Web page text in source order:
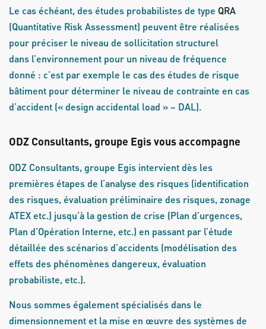
Le cas échéant, des études probabilistes de type QRA
(Quantitative Risk Assessment) peuvent être réalisées
pour préciser le niveau de sollicitation structurel
dans l’environnement pour un niveau de fréquence
donné : c’est par exemple le cas des études de risque
bâtiment pour déterminer le niveau de contrainte en cas
d’accident (« design accidental load » – DAL).
ODZ Consultants, groupe Egis vous accompagne
ODZ Consultants, groupe Egis intervient dès les
premières étapes de l’analyse des risques (identification
des risques, évaluation préliminaire des risques, zonage
ATEX etc.) jusqu’à la gestion de crise (Plan d’urgences,
Plan d’Opération Interne, etc.) en passant par l’étude
détaillée des scénarios d’accidents (modélisation des
effets des phénomènes dangereux, évaluation
probabiliste, etc.).
Nous sommes également spécialisés dans le
dimensionnement et la mise en œuvre des systèmes de